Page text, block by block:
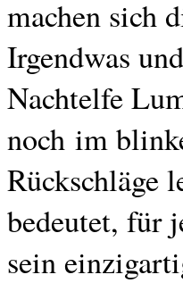
machen sich
Irgendwas
Nachtelfe
noch im
Rückschläge
bedeutet, für
sein